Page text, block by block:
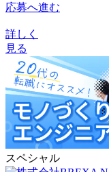
応募へ進む
詳しく
見る
スペシャル